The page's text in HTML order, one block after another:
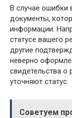
В случае ошибки
документы,
информации.
статусе вашего
другие
неверно
свидетельства
уточняют статус.
Советуем